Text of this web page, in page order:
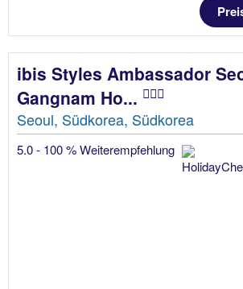
ibis Styles Ambassador
Gangnam Ho...
Seoul, Südkorea, Südkorea
5.0 - 100 % Weiterempfehlung